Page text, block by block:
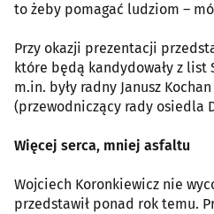
to żeby pomagać ludziom –
Przy okazji prezentacji
które będą kandydowały z list
m.in. były radny Janusz
(przewodniczący rady osiedla
Więcej serca, mniej asfaltu
Wojciech Koronkiewicz nie
przedstawił ponad rok temu.